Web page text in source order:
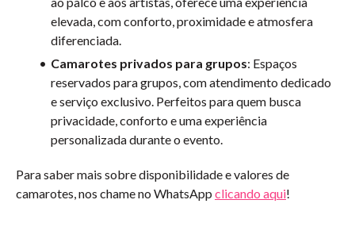
elevada, com conforto, proximidade e atmosfera
diferenciada.
Camarotes privados para grupos: Espaços
reservados para grupos, com atendimento dedicado
e serviço exclusivo. Perfeitos para quem busca
privacidade, conforto e uma experiência
personalizada durante o evento.
Para saber mais sobre disponibilidade e valores de
camarotes, nos chame no WhatsApp clicando aqui!